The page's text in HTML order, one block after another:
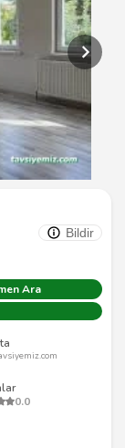
Bildir
Ara
0.0